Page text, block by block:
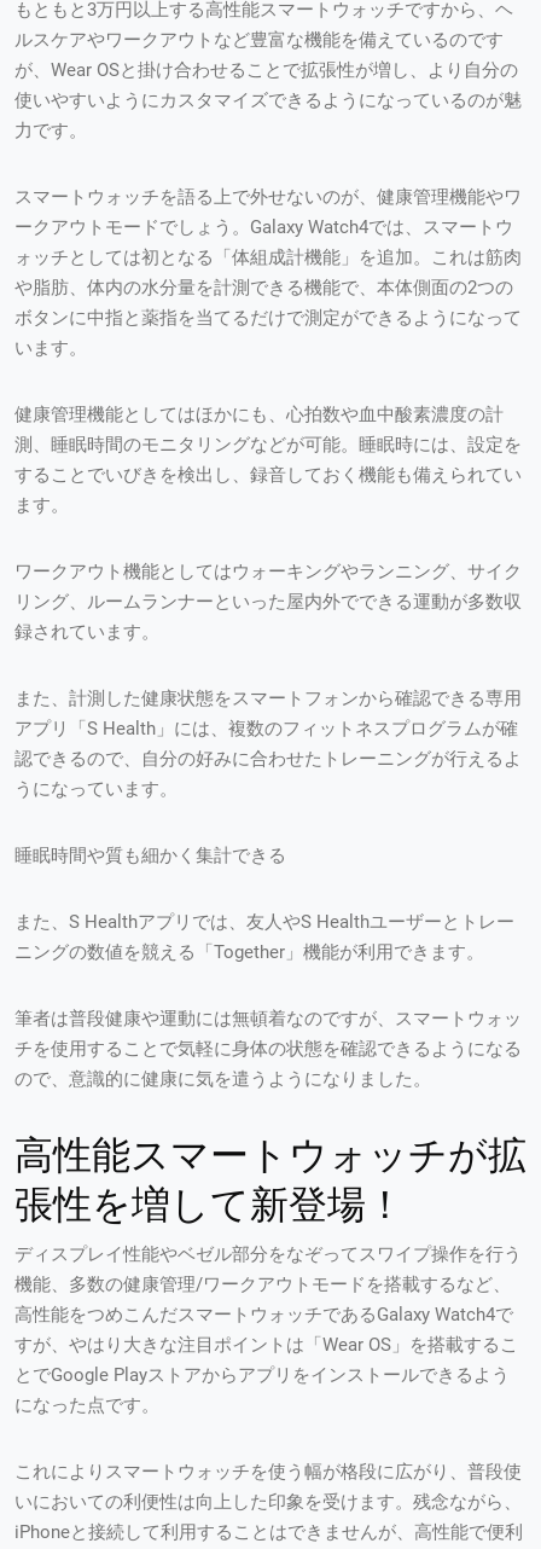
もともと3万円以上する高性能スマートウォッチですから、ヘ
ルスケアやワークアウトなど豊富な機能を備えているのです
が、Wear OSと掛け合わせることで拡張性が増し、より自分の
使いやすいようにカスタマイズできるようになっているのが魅
力です。
スマートウォッチを語る上で外せないのが、健康管理機能やワ
ークアウトモードでしょう。Galaxy Watch4では、スマートウ
ォッチとしては初となる「体組成計機能」を追加。これは筋肉
や脂肪、体内の水分量を計測できる機能で、本体側面の2つの
ボタンに中指と薬指を当てるだけで測定ができるようになって
います。
健康管理機能としてはほかにも、心拍数や血中酸素濃度の計
測、睡眠時間のモニタリングなどが可能。睡眠時には、設定を
することでいびきを検出し、録音しておく機能も備えられてい
ます。
ワークアウト機能としてはウォーキングやランニング、サイク
リング、ルームランナーといった屋内外でできる運動が多数収
録されています。
また、計測した健康状態をスマートフォンから確認できる専用
アプリ「S Health」には、複数のフィットネスプログラムが確
認できるので、自分の好みに合わせたトレーニングが行えるよ
うになっています。
睡眠時間や質も細かく集計できる
また、S Healthアプリでは、友人やS Healthユーザーとトレー
ニングの数値を競える「Together」機能が利用できます。
筆者は普段健康や運動には無頓着なのですが、スマートウォッ
チを使用することで気軽に身体の状態を確認できるようになる
ので、意識的に健康に気を遣うようになりました。
高性能スマートウォッチが拡
張性を増して新登場！
ディスプレイ性能やベゼル部分をなぞってスワイプ操作を行う
機能、多数の健康管理/ワークアウトモードを搭載するなど、
高性能をつめこんだスマートウォッチであるGalaxy Watch4で
すが、やはり大きな注目ポイントは「Wear OS」を搭載するこ
とでGoogle Playストアからアプリをインストールできるよう
になった点です。
これによりスマートウォッチを使う幅が格段に広がり、普段使
いにおいての利便性は向上した印象を受けます。残念ながら、
iPhoneと接続して利用することはできませんが、高性能で便利